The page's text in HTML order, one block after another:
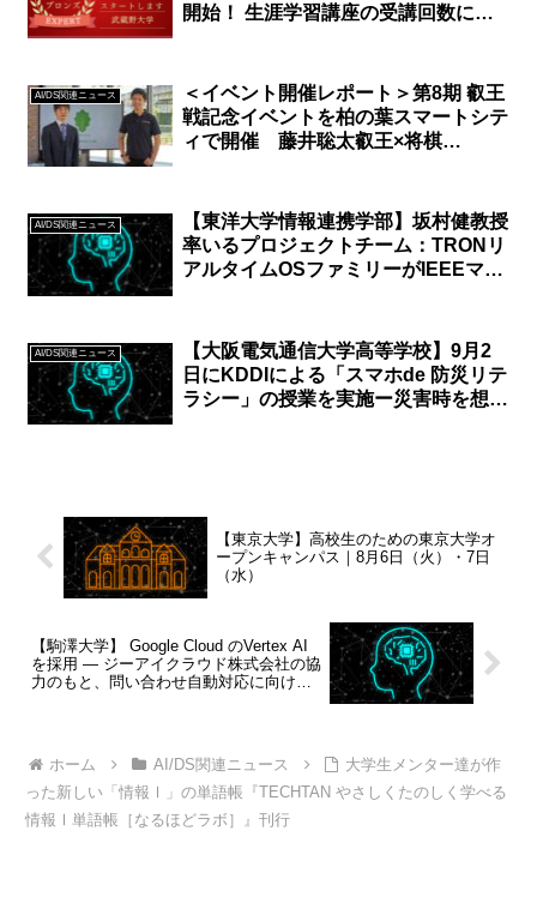
開始！ 生涯学習講座の受講回数に応
AI/DS関連ニュース
＜イベント開催レポート＞第8期 叡王
戦記念イベントを柏の葉スマートシテ
ィで開催 藤井聡太叡王×将棋
AI/DS関連ニュース
【東洋大学情報連携学部】坂村健教授
率いるプロジェクトチーム：TRONリ
アルタイムOSファミリーがIEEEマイ
AI/DS関連ニュース
【大阪電気通信大学高等学校】9月2
日にKDDIによる「スマホde 防災リテ
ラシー」の授業を実施ー災害時を想定
【東京大学】高校生のための東京大学オ
ープンキャンパス｜8月6日（火）・7日
（水）
【駒澤大学】 Google Cloud のVertex AI
を採用 ― ジーアイクラウド株式会社の協
力のもと、問い合わせ自動対応に向けた
ホーム AI/DS関連ニュース
大学生メンター達が作
った新しい「情報Ⅰ」の単語帳『TECHTAN やさしくたのしく学べる
情報Ⅰ単語帳［なるほどラボ］』刊行